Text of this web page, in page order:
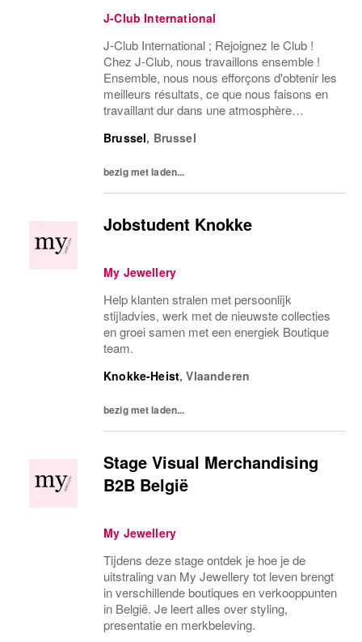
J-Club International
J-Club International ; Rejoignez le Club !
Chez J-Club, nous travaillons ensemble !
Ensemble, nous nous efforçons d'obtenir les
meilleurs résultats, ce que nous faisons en
travaillant dur dans une atmosphère
primordiaux. Comme nous, vous aimez
Brussel, Brussel
bezig met laden...
Jobstudent Knokke
My Jewellery
Help klanten stralen met persoonlijk
stijladvies, werk met de nieuwste collecties
en groei samen met een energiek Boutique
team.
Knokke-Heist,Vlaanderen
bezig met laden...
Stage Visual Merchandising
B2B België
My Jewellery
Tijdens deze stage ontdek je hoe je de
uitstraling van My Jewellery tot leven brengt
in verschillende boutiques en verkooppunten
in België. Je leert alles over styling,
presentatie en merkbeleving.